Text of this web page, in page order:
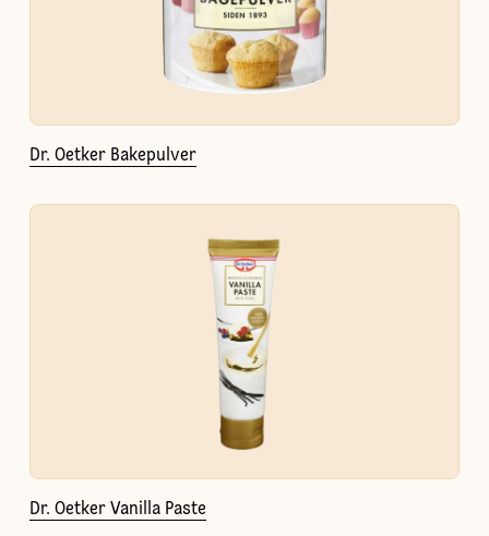
Dr. Oetker Bakepulver
Dr. Oetker Vanilla Paste